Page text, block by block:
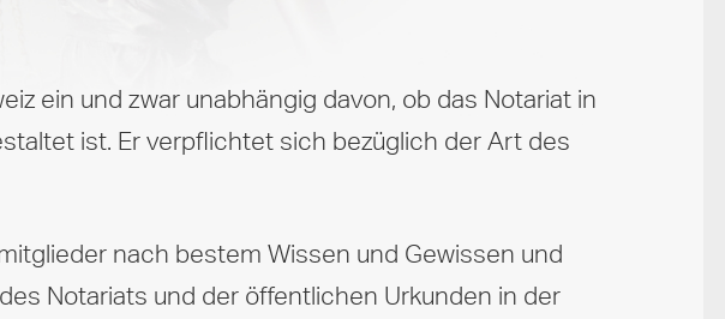
ein und zwar unabhängig davon, ob das Notariat in
ist. Er verpflichtet sich bezüglich der Art des
nach bestem Wissen und Gewissen und
Notariats und der öffentlichen Urkunden in der